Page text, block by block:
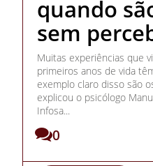
quando
sem
Muitas experiências que
primeiros anos de vida
exemplo claro disso são
explicou o psicólogo
Infosa...
0